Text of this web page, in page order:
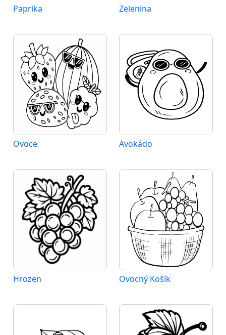
Paprika Zelenina
Ovoce Avokádo
Hrozen Ovocný Košík